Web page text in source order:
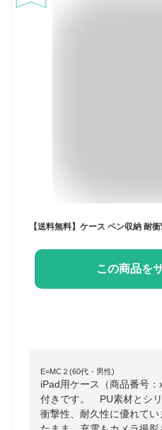
この商品を
E=MC２(60代・男性)
iPad用ケース（商品番号
付きです。 PU素材とシ
衝撃性、耐久性に優れて